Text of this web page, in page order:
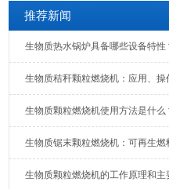
推荐新闻
生物质热水锅炉具备哪些设备特性
生物质秸秆颗粒燃烧机：应用、
生物质颗粒燃烧机使用方法是什
生物质锯末颗粒燃烧机：可再生
生物质颗粒燃烧机的工作原理和主